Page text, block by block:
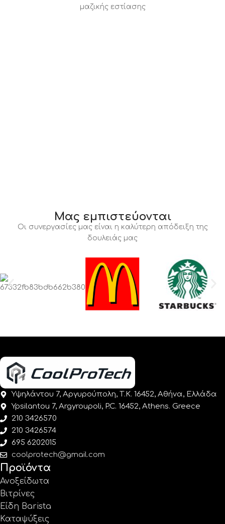
μαζικής εστίασης
Μας εμπιστεύονται
Οι συνεργασίες μας είναι η καλύτερη απόδειξη της
δουλειάς μας
Υψηλάντου 7, Αργυρούπολη, Τ.Κ. 16452, Αθήνα, Ελλάδα
Ypsilantou 7, Argyroupoli, P.C. 16452, Athens. Greece
210 3426570
210 3426574
695 6202015
coolprotech@gmail.com
Προϊόντα
Ανοξείδωτα
Βιτρίνες
Είδη Barista
Καταψύξεις